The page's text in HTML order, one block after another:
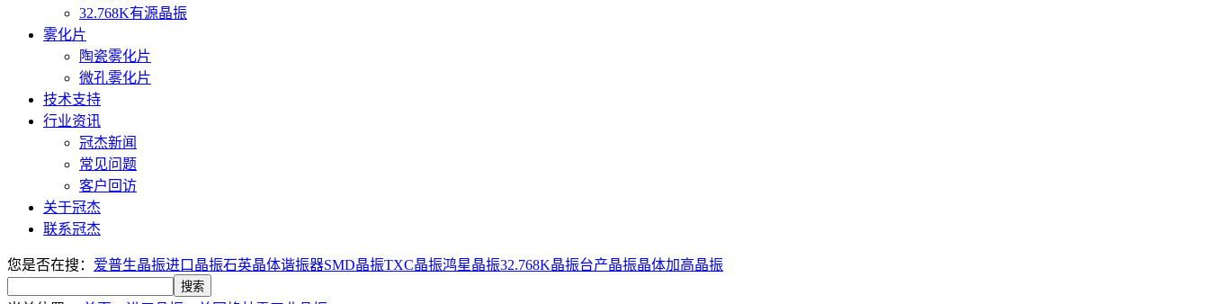
32.768K有源晶振
雾化片
陶瓷雾化片
微孔雾化片
技术支持
行业资讯
冠杰新闻
常见问题
客户回访
关于冠杰
联系冠杰
您是否在搜： 爱普生晶振进口晶振石英晶体谐振器SMD晶振TXC晶振鸿星晶振32.768K晶振台产晶振晶体加高晶振